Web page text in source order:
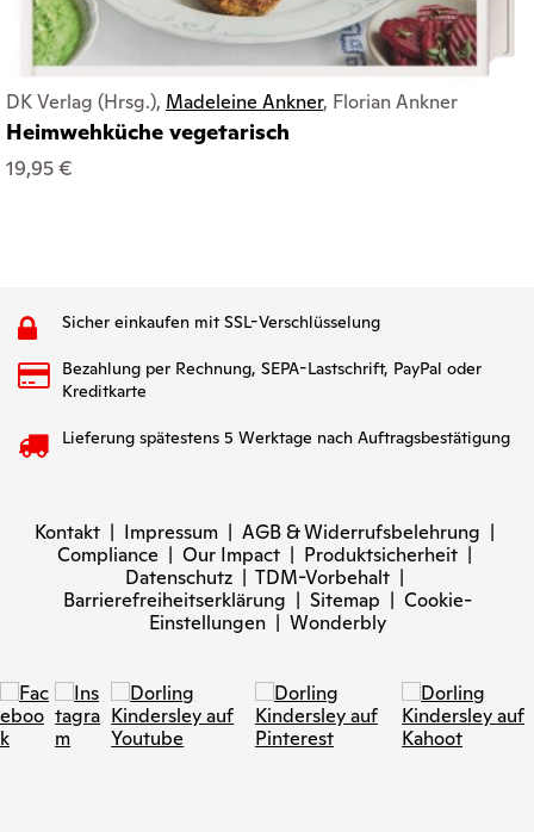
DK Verlag (Hrsg.), Madeleine Ankner, Florian Ankner
Heimwehküche vegetarisch
19,95 €
Sicher einkaufen mit SSL-Verschlüsselung
Bezahlung per Rechnung, SEPA-Lastschrift, PayPal oder
Kreditkarte
Lieferung spätestens 5 Werktage nach Auftragsbestätigung
Kontakt | Impressum | AGB & Widerrufsbelehrung |
Compliance | Our Impact | Produktsicherheit |
Datenschutz | TDM-Vorbehalt |
Barrierefreiheitserklärung | Sitemap | Cookie-
Einstellungen| Wonderbly